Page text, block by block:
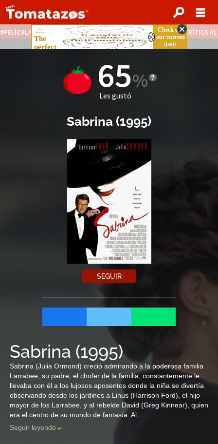
PELÍCULAS STREAMING GRATIS NOTICIAS DESTACADAS CRÍTICA
65
Les gustó
Sabrina (1995)
SEGUIR
Sabrina (1995)
Sabrina (Julia Ormond) creció admirando a la poderosa familia
Larrabee, su padre, el chofer de la familia, constantemente le
llevaba con él a los lujosos aposentos donde la niña se divertía
observando desde los jardines a Linus (Harrison Ford), el hijo
mayor de los Larrabee, y al rebelde David (Greg Kinnear), quien
era el centro de su mundo de fantasía. Al...
Seguir leyendo